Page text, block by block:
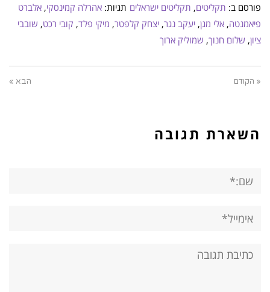
פורסם ב: תקליטים, תקליטים ישראלים תגיות: אהרלה קמינסקי, אלברט
פיאמנטה, אלי מגן, יעקב נגר, יצחק קלפטר, מיקי פלד, קובי רכט, שובבי
ציון, שלום חנוך, שמוליק ארוך
« הקודם הבא »
השארת תגובה
תגובה: